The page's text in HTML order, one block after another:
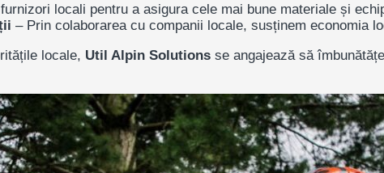
locali pentru a asigura cele mai bune materiale și
– Prin colaborarea cu companii locale, susținem economia
locale, Util Alpin Solutions se angajează să